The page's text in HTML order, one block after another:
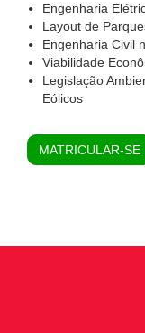
Engenharia
Layout de
Engenharia Civil
Viabilidade
Legislação
Eólicos
MATRICULAR-SE